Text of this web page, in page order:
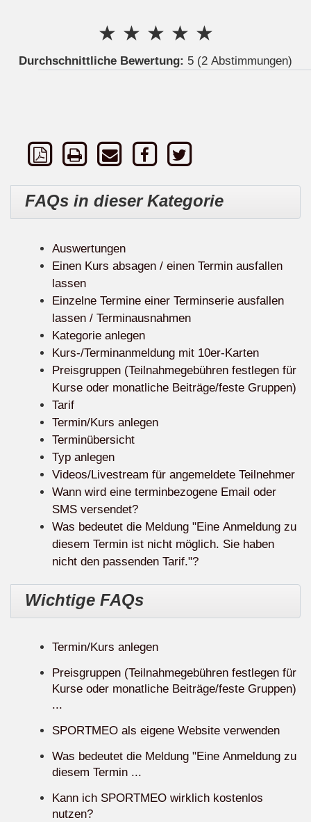
★
★
★
★
★
Durchschnittliche Bewertung: 5 (2 Abstimmungen)
FAQs in dieser Kategorie
Auswertungen
Einen Kurs absagen / einen Termin ausfallen
lassen
Einzelne Termine einer Terminserie ausfallen
lassen / Terminausnahmen
Kategorie anlegen
Kurs-/Terminanmeldung mit 10er-Karten
Preisgruppen (Teilnahmegebühren festlegen für
Kurse oder monatliche Beiträge/feste Gruppen)
Tarif
Termin/Kurs anlegen
Terminübersicht
Typ anlegen
Videos/Livestream für angemeldete Teilnehmer
Wann wird eine terminbezogene Email oder
SMS versendet?
Was bedeutet die Meldung "Eine Anmeldung zu
diesem Termin ist nicht möglich. Sie haben
nicht den passenden Tarif."?
Wichtige FAQs
Termin/Kurs anlegen
Preisgruppen (Teilnahmegebühren festlegen für
Kurse oder monatliche Beiträge/feste Gruppen)
...
SPORTMEO als eigene Website verwenden
Was bedeutet die Meldung "Eine Anmeldung zu
diesem Termin ...
Kann ich SPORTMEO wirklich kostenlos
nutzen?